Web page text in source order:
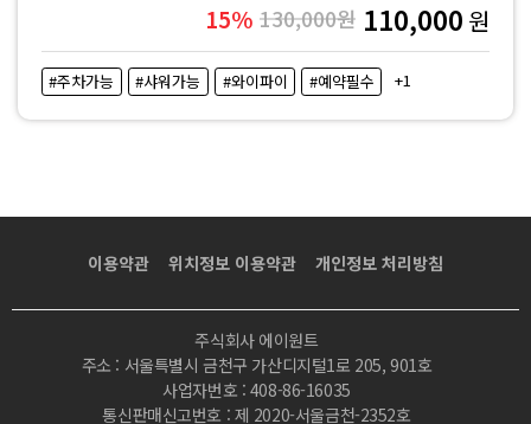
15% 130,000원 110,000 원
#주차가능 #샤워가능 #와이파이 #예약필수 +1
이용약관 위치정보 이용약관 개인정보 처리방침
주식회사 에이원트
주소 : 서울특별시 금천구 가산디지털1로 205, 901호
사업자번호 : 408-86-16035
통신판매신고번호 : 제 2020-서울금천-2352호